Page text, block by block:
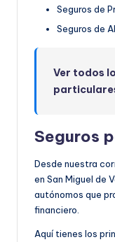
Seguros de
Seguros de
Ver todos
Seguros
Desde nuestra
en San Miguel de
autónomos que
financiero.
Aquí tienes los